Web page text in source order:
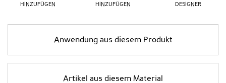
HINZUFÜGEN
HINZUFÜGEN
DESIGNER
Anwendung aus diesem Produkt
Artikel aus diesem Material